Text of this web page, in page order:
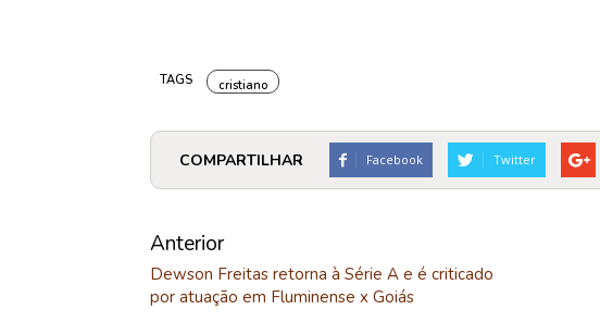
TAGS cristiano
COMPARTILHAR Facebook Twitter
Anterior
Dewson Freitas retorna à Série A e é criticado
por atuação em Fluminense x Goiás